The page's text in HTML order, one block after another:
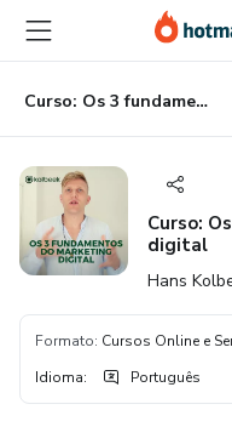
para
conteúdo
principal
para
pagamento
para
rodapé
Curso: Os 3 fundamentos de marketing digital
Curso:
digital
Hans
Formato: Cursos Online e
Idioma: Português